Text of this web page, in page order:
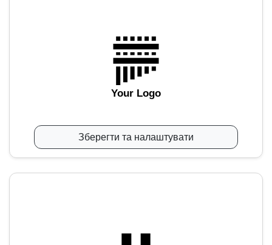
Your Logo
Зберегти та налаштувати